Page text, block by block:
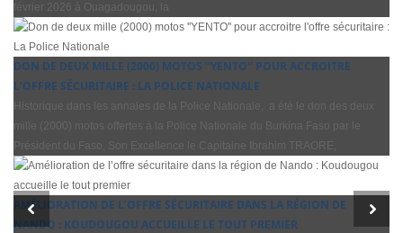
février 2026 à Ouagadougou, la
DON DE DEUX MILLE (2000) MOTOS ''YENTO'' POUR ACCROITRE
L'OFFRE SÉCURITAIRE : LA POLICE NATIONALE
Historique dans les annales de la Police Nationale, a été le don des deux
mille (2000) motos offertes à la Police Nationale du Burkina Faso par le
Président du Faso, Son Excellence le Capitaine Ibrahim TRAORE,
AMÉLIORATION DE L’OFFRE SÉCURITAIRE DANS LA RÉGION DE
NANDO : KOUDOUGOU ACCUEILLE LE TOUT PREMIER